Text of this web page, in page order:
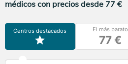
médicos con precios desde 77 €
Centros destacados El más barato
77 €